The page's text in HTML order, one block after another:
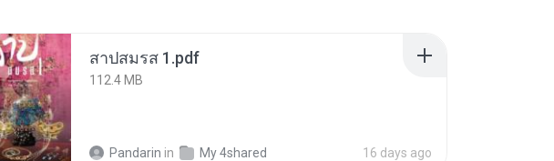
สาปสมรส 1.pdf
112.4 MB
Pandarin in My 4shared 16 days ago